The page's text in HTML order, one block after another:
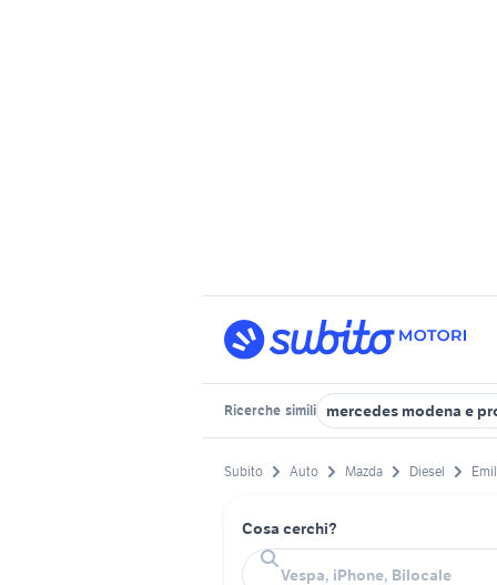
Ricerche simili mercedes modena e
Subito Auto Mazda Diesel
Cosa cerchi?